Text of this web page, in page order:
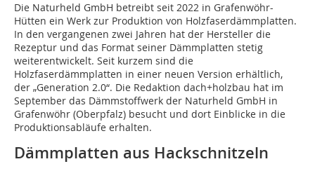
Die Naturheld GmbH betreibt seit 2022 in Grafenwöhr-
Hütten ein Werk zur Produktion von Holzfaserdämmplatten.
In den vergangenen zwei Jahren hat der Hersteller die
Rezeptur und das Format seiner Dämmplatten stetig
weiterentwickelt. Seit kurzem sind die
Holzfaserdämmplatten in einer neuen Version erhältlich,
der „Generation 2.0“. Die Redaktion dach+holzbau hat im
September das Dämmstoffwerk der Naturheld GmbH in
Grafenwöhr (Oberpfalz) besucht und dort Einblicke in die
Produktionsabläufe erhalten.
Dämmplatten aus Hackschnitzeln